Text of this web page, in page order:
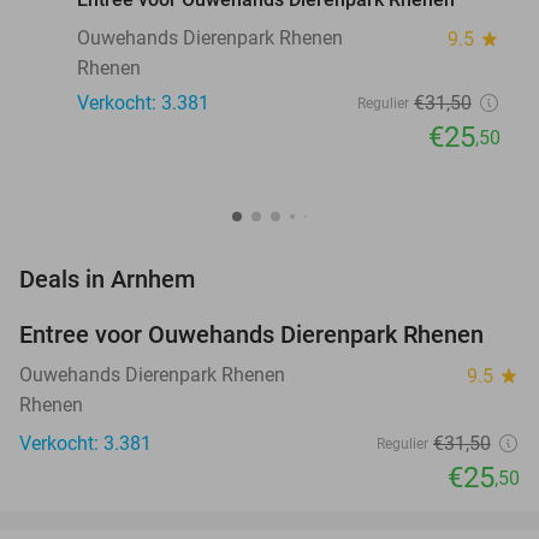
Ouwehands Dierenpark Rhenen
9.5 star
Rhenen
Verkocht: 3.381
Regulier €31,50
€25,50
Deals in Arnhem
19%
Entree voor Ouwehands Dierenpark Rhenen
Ouwehands Dierenpark Rhenen 9.5 star
Rhenen
Verkocht: 3.381
Regulier €31,50
€25,50